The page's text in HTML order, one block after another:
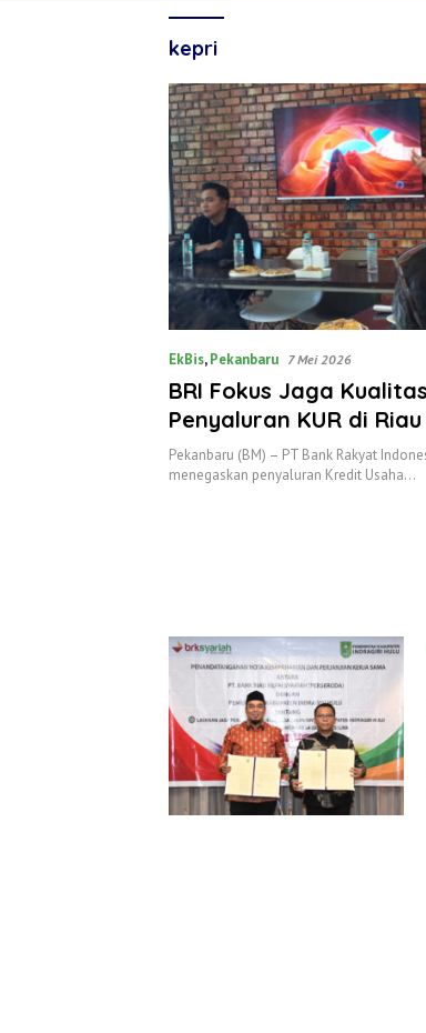
kepri
EkBis,Pekanbaru 7 Mei 2026
BRI Fokus Jaga
Penyaluran KUR di
‎Pekanbaru (BM) – PT Bank Rakyat
menegaskan penyaluran Kredit Usaha…